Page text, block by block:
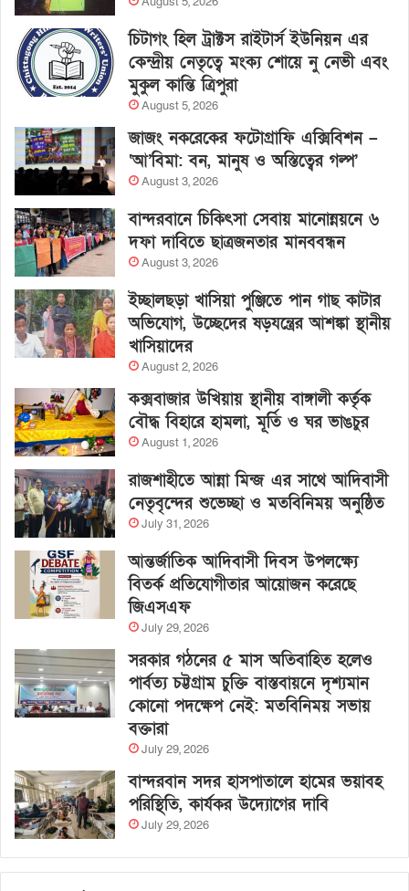
চিটাগং হিল ট্রাক্টস রাইটার্স ইউনিয়ন এর
কেন্দ্রীয় নেতৃত্বে মংক্য শোয়ে নু নেভী এবং
মুকুল কান্তি ত্রিপুরা
August 5, 2026
জাজং নকরেকের ফটোগ্রাফি এক্সিবিশন –
‘আ’বিমা: বন, মানুষ ও অস্তিত্বের গল্প’
August 3, 2026
বান্দরবানে চিকিৎসা সেবায় মানোন্নয়নে ৬
দফা দাবিতে ছাত্রজনতার মানববন্ধন
August 3, 2026
ইচ্ছালছড়া খাসিয়া পুঞ্জিতে পান গাছ কাটার
অভিযোগ, উচ্ছেদের ষড়যন্ত্রের আশঙ্কা স্থানীয়
খাসিয়াদের
August 2, 2026
কক্সবাজার উখিয়ায় স্থানীয় বাঙ্গালী কর্তৃক
বৌদ্ধ বিহারে হামলা, মূর্তি ও ঘর ভাঙচুর
August 1, 2026
রাজশাহীতে আন্না মিন্জ এর সাথে আদিবাসী
নেতৃবৃন্দের শুভেচ্ছা ও মতবিনিময় অনুষ্ঠিত
July 31, 2026
আন্তর্জাতিক আদিবাসী দিবস উপলক্ষ্যে
বিতর্ক প্রতিযোগীতার আয়োজন করেছে
জিএসএফ
July 29, 2026
সরকার গঠনের ৫ মাস অতিবাহিত হলেও
পার্বত্য চট্টগ্রাম চুক্তি বাস্তবায়নে দৃশ্যমান
কোনো পদক্ষেপ নেই: মতবিনিময় সভায়
বক্তারা
July 29, 2026
বান্দরবান সদর হাসপাতালে হামের ভয়াবহ
পরিস্থিতি, কার্যকর উদ্যোগের দাবি
July 29, 2026